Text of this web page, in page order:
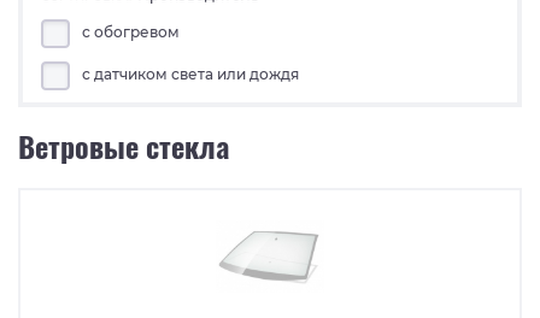
с обогревом
с датчиком света или дождя
Ветровые стекла